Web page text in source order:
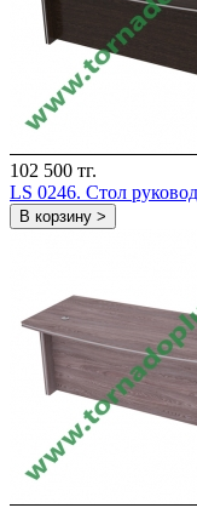
102 500 тг.
LS 0246. Стол
В корзину >